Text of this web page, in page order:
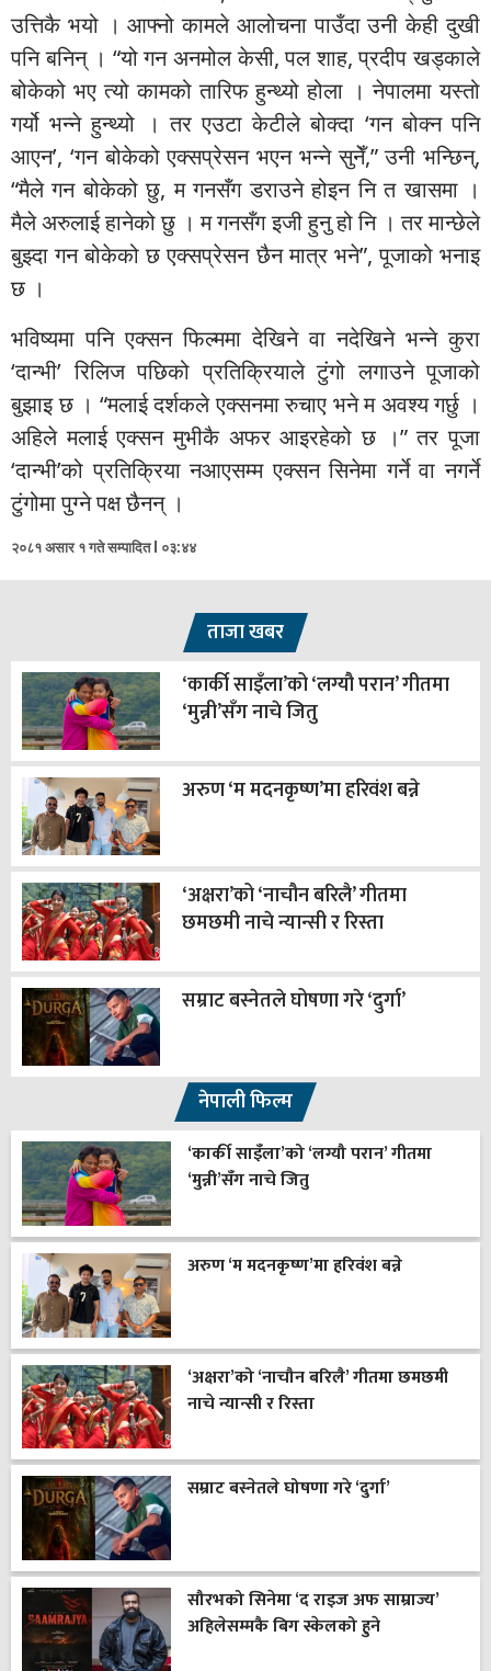
उत्तिकै भयो । आफ्नो कामले आलोचना पाउँदा उनी केही दुखी
पनि बनिन् । “यो गन अनमोल केसी, पल शाह, प्रदीप खड्काले
बोकेको भए त्यो कामको तारिफ हुन्थ्यो होला । नेपालमा यस्तो
गर्यो भन्ने हुन्थ्यो । तर एउटा केटीले बोक्दा ‘गन बोक्न पनि
आएन’, ‘गन बोकेको एक्सप्रेसन भएन भन्ने सुनेँ,” उनी भन्छिन्,
“मैले गन बोकेको छु, म गनसँग डराउने होइन नि त खासमा ।
मैले अरुलाई हानेको छु । म गनसँग इजी हुनु हो नि । तर मान्छेले
बुझ्दा गन बोकेको छ एक्सप्रेसन छैन मात्र भने”, पूजाको भनाइ
छ ।
भविष्यमा पनि एक्सन फिल्ममा देखिने वा नदेखिने भन्ने कुरा
‘दान्भी’ रिलिज पछिको प्रतिक्रियाले टुंगो लगाउने पूजाको
बुझाइ छ । “मलाई दर्शकले एक्सनमा रुचाए भने म अवश्य गर्छु ।
अहिले मलाई एक्सन मुभीकै अफर आइरहेको छ ।” तर पूजा
‘दान्भी’को प्रतिक्रिया नआएसम्म एक्सन सिनेमा गर्ने वा नगर्ने
टुंगोमा पुग्ने पक्ष छैनन् ।
२०८१ असार १ गते सम्पादित l ०३:४४
ताजा खबर
‘कार्की साइँला’को ‘लग्यौ परान’ गीतमा
‘मुन्नी’सँग नाचे जितु
अरुण ‘म मदनकृष्ण’मा हरिवंश बन्ने
‘अक्षरा’को ‘नाचौन बरिलै’ गीतमा
छमछमी नाचे न्यान्सी र रिस्ता
सम्राट बस्नेतले घोषणा गरे ‘दुर्गा’
नेपाली फिल्म
‘कार्की साइँला’को ‘लग्यौ परान’ गीतमा
‘मुन्नी’सँग नाचे जितु
अरुण ‘म मदनकृष्ण’मा हरिवंश बन्ने
‘अक्षरा’को ‘नाचौन बरिलै’ गीतमा छमछमी
नाचे न्यान्सी र रिस्ता
सम्राट बस्नेतले घोषणा गरे ‘दुर्गा’
सौरभको सिनेमा ‘द राइज अफ साम्राज्य’
अहिलेसम्मकै बिग स्केलको हुने